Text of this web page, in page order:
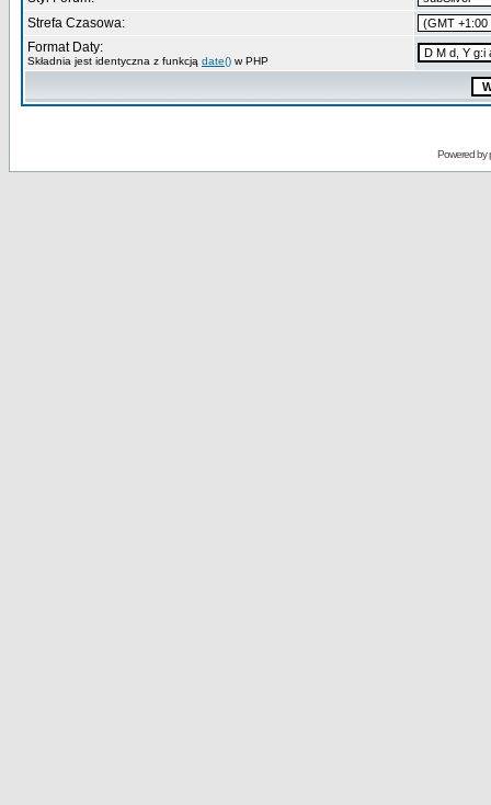
Strefa Czasowa:
Format Daty:
Składnia jest identyczna z funkcją date() w PHP
Powered by